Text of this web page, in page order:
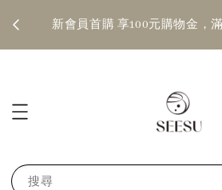
新會員首購 享100元購物金，
搜尋